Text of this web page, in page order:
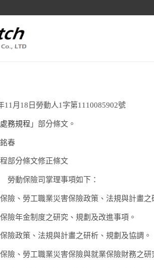
11月18日勞動人1字第1110085902號
務規程 」部分條文。
春
部分條文修正條文
動保險司掌理事項如下：
險、勞工職業災害保險政策、法規與計畫之
險年金制度之研究、規劃及改進事項。
險政策、法規與計畫之研析、規劃及協調。
險、勞工職業災害保險與就業保險財務之研